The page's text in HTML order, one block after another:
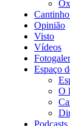
Opinião
Visto
Vídeos
Espaço
O
Podcasts